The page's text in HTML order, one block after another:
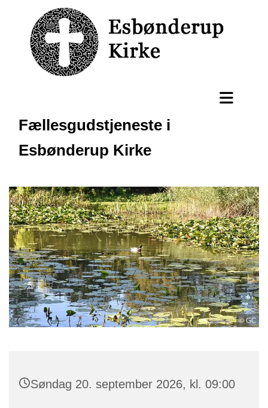
Fællesgudstjeneste i
Esbønderup Kirke
© GC
Søndag 20. september 2026, kl. 09:00